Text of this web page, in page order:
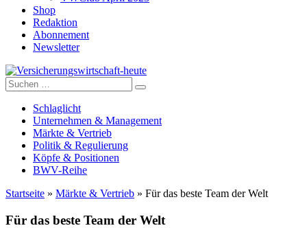
Shop
Redaktion
Abonnement
Newsletter
Versicherungswirtschaft-heute
Suche
nach:
Schlaglicht
Unternehmen & Management
Märkte & Vertrieb
Politik & Regulierung
Köpfe & Positionen
BWV-Reihe
Startseite » Märkte & Vertrieb » Für das beste Team der Welt
Für das beste Team der Welt